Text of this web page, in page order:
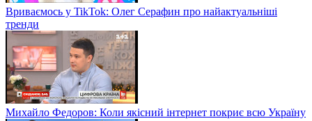
Вриваємось у TikTok: Олег Серафин про найактуальніші
тренди
Михайло Федоров: Коли якісний інтернет покриє всю Україну